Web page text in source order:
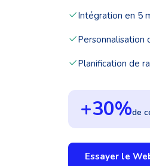
Intégration en 5
Planification de
+30%de
Essayer le